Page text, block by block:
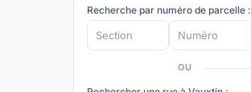
Recherche par numéro de parcelle :
OU